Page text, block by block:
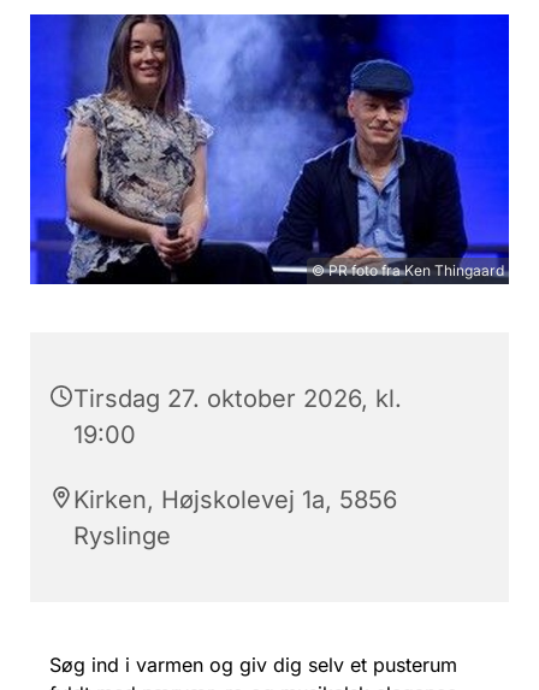
© PR foto fra Ken Thingaard
Tirsdag 27. oktober 2026, kl.
19:00
Kirken, Højskolevej 1a, 5856
Ryslinge
Søg ind i varmen og giv dig selv et pusterum